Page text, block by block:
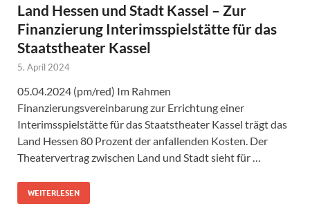
Land Hessen und Stadt Kassel – Zur
Finanzierung Interimsspielstätte für das
Staatstheater Kassel
5. April 2024
05.04.2024 (pm/red) Im Rahmen
Finanzierungsvereinbarung zur Errichtung einer
Interimsspielstätte für das Staatstheater Kassel trägt das
Land Hessen 80 Prozent der anfallenden Kosten. Der
Theatervertrag zwischen Land und Stadt sieht für …
WEITERLESEN